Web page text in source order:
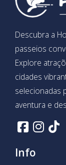
Descubra a
passeios
Explore
cidades
selecionadas
aventura e
Info